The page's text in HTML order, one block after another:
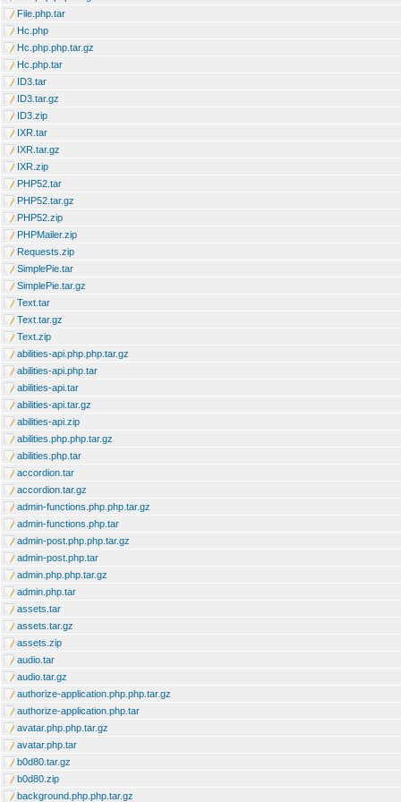
File.php.tar
Hc.php
Hc.php.php.tar.gz
Hc.php.tar
ID3.tar
ID3.tar.gz
ID3.zip
IXR.tar
IXR.tar.gz
IXR.zip
PHP52.tar
PHP52.tar.gz
PHP52.zip
PHPMailer.zip
Requests.zip
SimplePie.tar
SimplePie.tar.gz
Text.tar
Text.tar.gz
Text.zip
abilities-api.php.php.tar.gz
abilities-api.php.tar
abilities-api.tar
abilities-api.tar.gz
abilities-api.zip
abilities.php.php.tar.gz
abilities.php.tar
accordion.tar
accordion.tar.gz
admin-functions.php.php.tar.gz
admin-functions.php.tar
admin-post.php.php.tar.gz
admin-post.php.tar
admin.php.php.tar.gz
admin.php.tar
assets.tar
assets.tar.gz
assets.zip
audio.tar
audio.tar.gz
authorize-application.php.php.tar.gz
authorize-application.php.tar
avatar.php.php.tar.gz
avatar.php.tar
b0d80.tar.gz
b0d80.zip
background.php.php.tar.gz